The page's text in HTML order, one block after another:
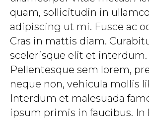
quam, sollicitudin in
adipiscing ut mi. Fusce ac
Cras in mattis diam.
scelerisque elit et interdum.
Pellentesque sem lorem,
neque non, vehicula mollis
Interdum et malesuada
ipsum primis in faucibus. In